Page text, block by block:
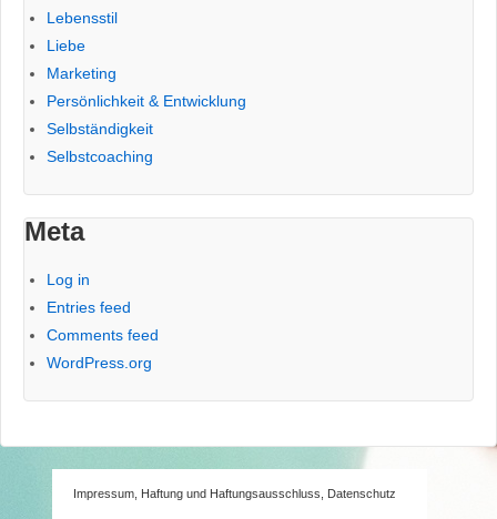
Lebensstil
Liebe
Marketing
Persönlichkeit & Entwicklung
Selbständigkeit
Selbstcoaching
Meta
Log in
Entries feed
Comments feed
WordPress.org
Impressum, Haftung und Haftungsausschluss, Datenschutz